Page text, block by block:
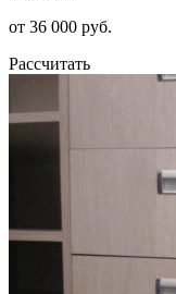
от 36 000 руб.
Рассчитать